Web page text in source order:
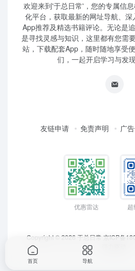
欢迎来到'于总日常'，您的专属信
化平台，获取最新的网址导航、
App推荐及精选书籍评论。无论是
是寻找灵感与知识，这里都有您需
站，下载配套App，随时随地享受
们，一起开启学习与发
友链申请 免责声明 广
优惠雷达
Copyright © 2026 于总日常 京ICP备
首页 导航